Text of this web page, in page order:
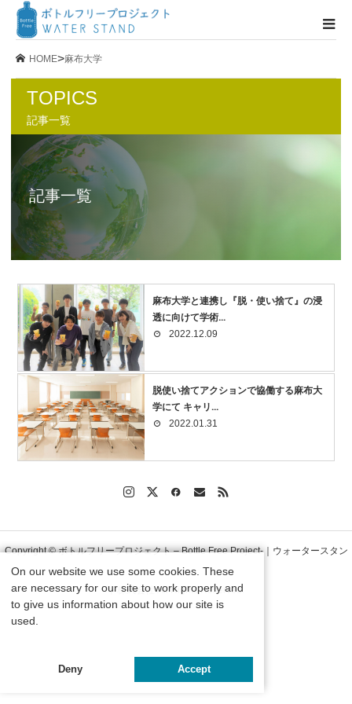
HOME>麻布大学
TOPICS
記事一覧
記事一覧
麻布大学と連携し『脱・使い捨て』の浸
透に向けて学術...
2022.12.09
脱使い捨てアクションで協働する麻布大
学にて キャリ...
2022.01.31
Copyright © ボトルフリープロジェクト – Bottle Free Project-｜ウォータースタン
ド株式会社 All Rights Reserved.
On our website we use some cookies. These
are necessary for our site to work properly and
to give us information about how our site is
used.
Deny Accept